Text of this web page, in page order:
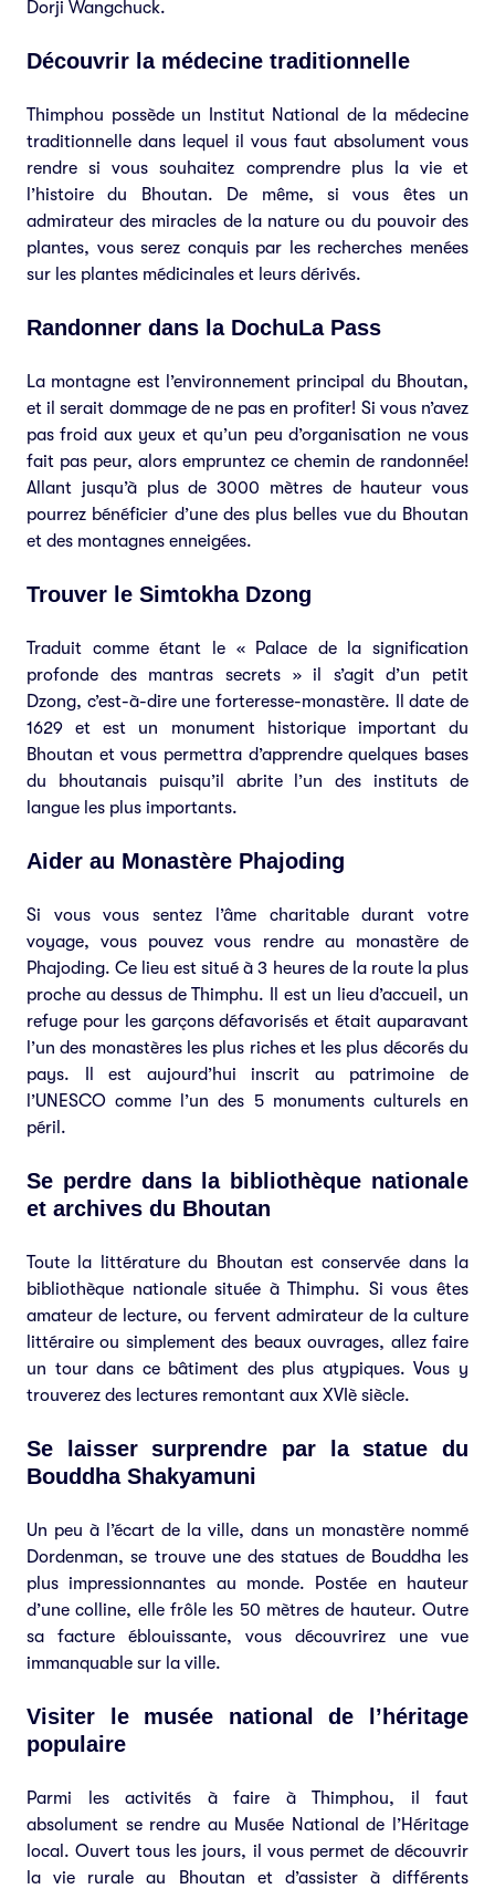
Dorji Wangchuck.
Découvrir la médecine traditionnelle
Thimphou possède un Institut National de la médecine
traditionnelle dans lequel il vous faut absolument vous
rendre si vous souhaitez comprendre plus la vie et
l’histoire du Bhoutan. De même, si vous êtes un
admirateur des miracles de la nature ou du pouvoir des
plantes, vous serez conquis par les recherches menées
sur les plantes médicinales et leurs dérivés.
Randonner dans la DochuLa Pass
La montagne est l’environnement principal du Bhoutan,
et il serait dommage de ne pas en profiter! Si vous n’avez
pas froid aux yeux et qu’un peu d’organisation ne vous
fait pas peur, alors empruntez ce chemin de randonnée!
Allant jusqu’à plus de 3000 mètres de hauteur vous
pourrez bénéficier d’une des plus belles vue du Bhoutan
et des montagnes enneigées.
Trouver le Simtokha Dzong
Traduit comme étant le « Palace de la signification
profonde des mantras secrets » il s’agit d’un petit
Dzong, c’est-à-dire une forteresse-monastère. Il date de
1629 et est un monument historique important du
Bhoutan et vous permettra d’apprendre quelques bases
du bhoutanais puisqu’il abrite l’un des instituts de
langue les plus importants.
Aider au Monastère Phajoding
Si vous vous sentez l’âme charitable durant votre
voyage, vous pouvez vous rendre au monastère de
Phajoding. Ce lieu est situé à 3 heures de la route la plus
proche au dessus de Thimphu. Il est un lieu d’accueil, un
refuge pour les garçons défavorisés et était auparavant
l’un des monastères les plus riches et les plus décorés du
pays. Il est aujourd’hui inscrit au patrimoine de
l’UNESCO comme l’un des 5 monuments culturels en
péril.
Se perdre dans la bibliothèque nationale
et archives du Bhoutan
Toute la littérature du Bhoutan est conservée dans la
bibliothèque nationale située à Thimphu. Si vous êtes
amateur de lecture, ou fervent admirateur de la culture
littéraire ou simplement des beaux ouvrages, allez faire
un tour dans ce bâtiment des plus atypiques. Vous y
trouverez des lectures remontant aux XVIè siècle.
Se laisser surprendre par la statue du
Bouddha Shakyamuni
Un peu à l’écart de la ville, dans un monastère nommé
Dordenman, se trouve une des statues de Bouddha les
plus impressionnantes au monde. Postée en hauteur
d’une colline, elle frôle les 50 mètres de hauteur. Outre
sa facture éblouissante, vous découvrirez une vue
immanquable sur la ville.
Visiter le musée national de l’héritage
populaire
Parmi les activités à faire à Thimphou, il faut
absolument se rendre au Musée National de l’Héritage
local. Ouvert tous les jours, il vous permet de découvrir
la vie rurale au Bhoutan et d’assister à différents